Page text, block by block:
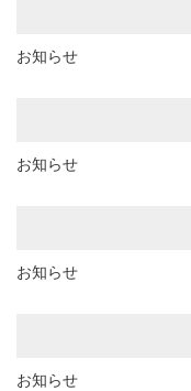
お知らせ
お知らせ
お知らせ
お知らせ